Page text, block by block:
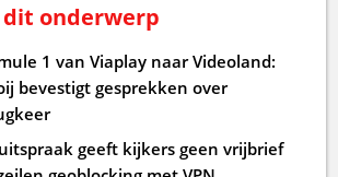
onderwerp
1 van Viaplay naar Videoland:
bevestigt gesprekken over
geeft kijkers geen vrijbrief